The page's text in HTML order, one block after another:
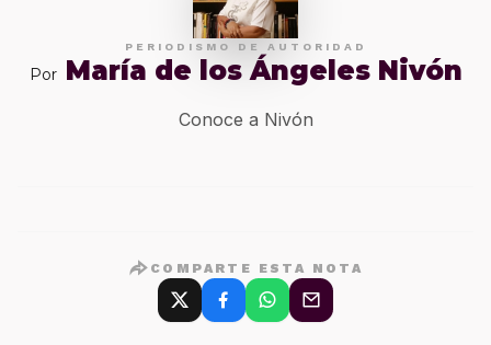
PERIODISMO DE AUTORIDAD
Por María de los Ángeles Nivón
Conoce a Nivón
COMPARTE ESTA NOTA